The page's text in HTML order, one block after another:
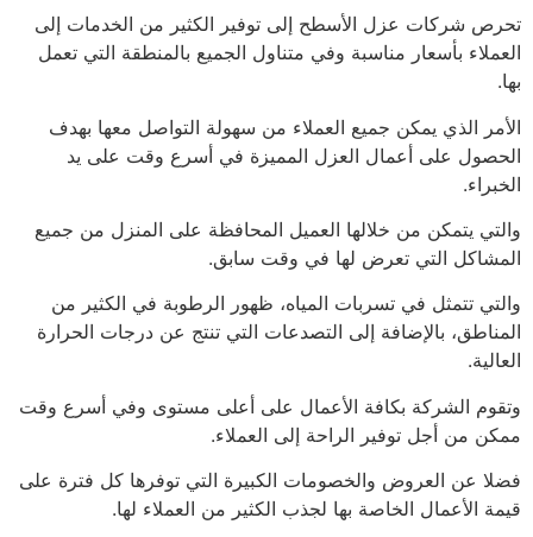
تحرص شركات عزل الأسطح إلى توفير الكثير من الخدمات إلى
العملاء بأسعار مناسبة وفي متناول الجميع بالمنطقة التي تعمل
بها.
الأمر الذي يمكن جميع العملاء من سهولة التواصل معها بهدف
الحصول على أعمال العزل المميزة في أسرع وقت على يد
الخبراء.
والتي يتمكن من خلالها العميل المحافظة على المنزل من جميع
المشاكل التي تعرض لها في وقت سابق.
والتي تتمثل في تسربات المياه، ظهور الرطوبة في الكثير من
المناطق، بالإضافة إلى التصدعات التي تنتج عن درجات الحرارة
العالية.
وتقوم الشركة بكافة الأعمال على أعلى مستوى وفي أسرع وقت
ممكن من أجل توفير الراحة إلى العملاء.
فضلا عن العروض والخصومات الكبيرة التي توفرها كل فترة على
قيمة الأعمال الخاصة بها لجذب الكثير من العملاء لها.